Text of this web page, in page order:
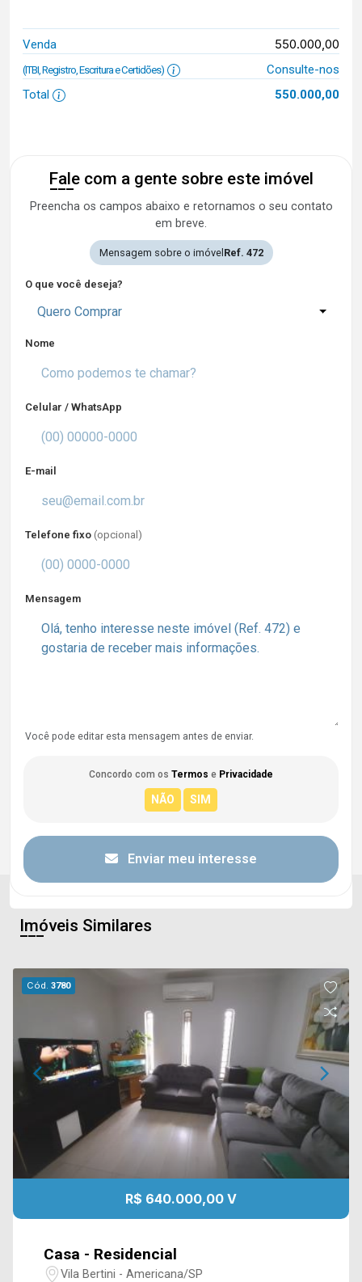
Venda 550.000,00
(ITBI, Registro, Escritura e Certidões)
Consulte-nos
Total
550.000,00
Fale com a gente sobre este imóvel
Preencha os campos abaixo e retornamos o seu contato
em breve.
Mensagem sobre o imóvel Ref. 472
O que você deseja?
Quero Comprar
Nome
Celular / WhatsApp
E-mail
Telefone fixo (opcional)
Mensagem
Você pode editar esta mensagem antes de enviar.
Concordo com os Termos e Privacidade
Enviar meu interesse
Imóveis Similares
Cód.3780
R$ 640.000,00 V
Casa - Residencial
Vila Bertini - Americana/SP